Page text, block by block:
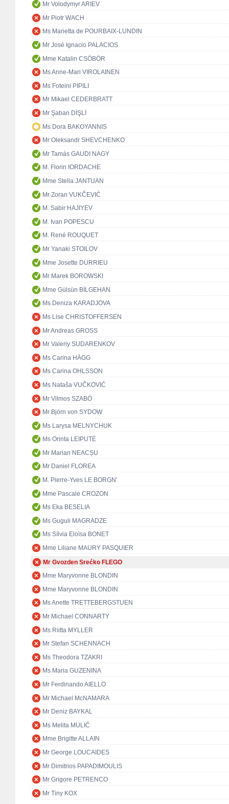
Mr Volodymyr ARIEV
Mr Piotr WACH
Ms Marietta de POURBAIX-LUNDIN
Mr José Ignacio PALACIOS
Mme Katalin CSÖBÖR
Ms Anne-Mari VIROLAINEN
Ms Foteini PIPILI
Mr Mikael CEDERBRATT
Mr Şaban DİŞLİ
Ms Dora BAKOYANNIS
Mr Oleksandr SHEVCHENKO
Mr Tamás GAUDI NAGY
M. Florin IORDACHE
Mme Stella JANTUAN
Mr Zoran VUKČEVIĆ
M. Sabir HAJIYEV
M. Ivan POPESCU
M. René ROUQUET
Mr Yanaki STOILOV
Mme Josette DURRIEU
Mr Marek BOROWSKI
Mme Gülsün BİLGEHAN
Ms Deniza KARADJOVA
Ms Lise CHRISTOFFERSEN
Mr Andreas GROSS
Mr Valeriy SUDARENKOV
Ms Carina HÄGG
Ms Carina OHLSSON
Ms Nataša VUČKOVIĆ
Mr Vilmos SZABÓ
Mr Björn von SYDOW
Ms Larysa MELNYCHUK
Ms Orinta LEIPUTĖ
Mr Marian NEACȘU
Mr Daniel FLOREA
M. Pierre-Yves LE BORGN'
Mme Pascale CROZON
Ms Eka BESELIA
Ms Guguli MAGRADZE
Ms Sílvia Eloïsa BONET
Mme Liliane MAURY PASQUIER
Mr Gvozden Srećko FLEGO
Mme Maryvonne BLONDIN
Mme Maryvonne BLONDIN
Ms Anette TRETTEBERGSTUEN
Mr Michael CONNARTY
Ms Riitta MYLLER
Mr Stefan SCHENNACH
Ms Theodora TZAKRI
Ms Maria GUZENINA
Mr Ferdinando AIELLO
Mr Michael McNAMARA
Mr Deniz BAYKAL
Ms Melita MULIĆ
Mme Brigitte ALLAIN
Mr George LOUCAIDES
Mr Dimitrios PAPADIMOULIS
Mr Grigore PETRENCO
Mr Tiny KOX